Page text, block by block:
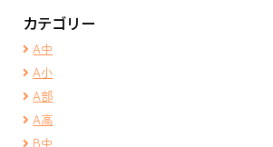
カテゴリー
A中
A小
A部
A高
B中